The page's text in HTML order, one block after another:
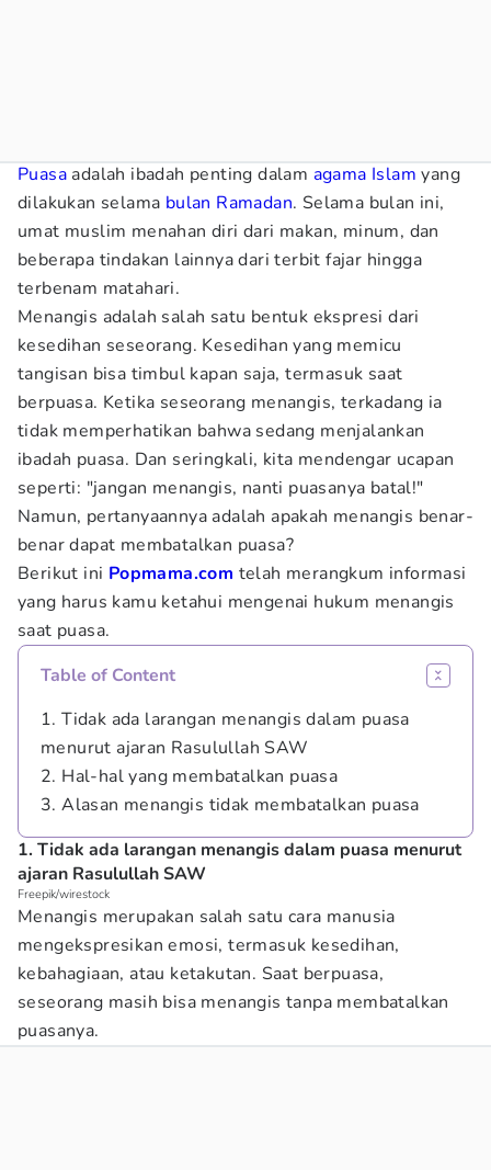
Puasa adalah ibadah penting dalam agama Islam yang
dilakukan selama bulan Ramadan. Selama bulan ini,
umat muslim menahan diri dari makan, minum, dan
beberapa tindakan lainnya dari terbit fajar hingga
terbenam matahari.
Menangis adalah salah satu bentuk ekspresi dari
kesedihan seseorang. Kesedihan yang memicu
tangisan bisa timbul kapan saja, termasuk saat
berpuasa. Ketika seseorang menangis, terkadang ia
tidak memperhatikan bahwa sedang menjalankan
ibadah puasa. Dan seringkali, kita mendengar ucapan
seperti: "jangan menangis, nanti puasanya batal!"
Namun, pertanyaannya adalah apakah menangis benar-
benar dapat membatalkan puasa?
Berikut ini Popmama.com telah merangkum informasi
yang harus kamu ketahui mengenai hukum menangis
saat puasa.
Table of Content
1. Tidak ada larangan menangis dalam puasa
menurut ajaran Rasulullah SAW
2. Hal-hal yang membatalkan puasa
3. Alasan menangis tidak membatalkan puasa
1. Tidak ada larangan menangis dalam puasa menurut
ajaran Rasulullah SAW
Freepik/wirestock
Menangis merupakan salah satu cara manusia
mengekspresikan emosi, termasuk kesedihan,
kebahagiaan, atau ketakutan. Saat berpuasa,
seseorang masih bisa menangis tanpa membatalkan
puasanya.